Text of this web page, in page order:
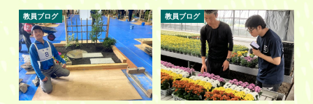
教員ブログ 教員ブログ